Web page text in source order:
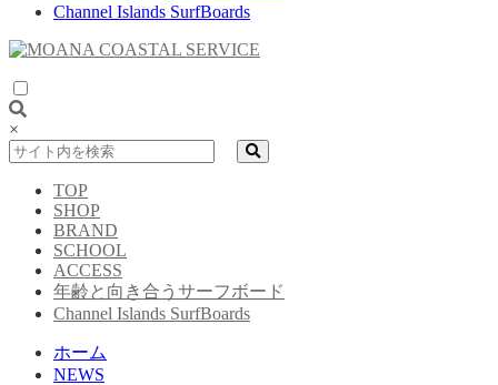
Channel Islands SurfBoards
×
TOP
SHOP
BRAND
SCHOOL
ACCESS
年齢と向き合うサーフボード
Channel Islands SurfBoards
ホーム
NEWS